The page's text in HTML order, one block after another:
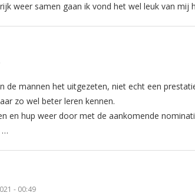
weer samen gaan ik vond het wel leuk van mij
de mannen het uitgezeten, niet echt een
zo wel beter leren kennen.
en hup weer door met de aankomende
…
- 00:49